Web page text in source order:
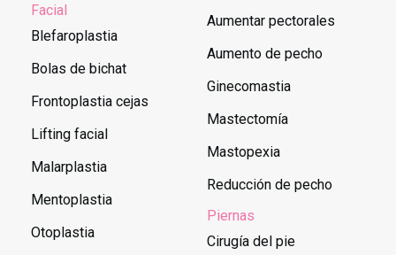
Facial
Blefaroplastia
Bolas de bichat
Frontoplastia cejas
Lifting facial
Malarplastia
Mentoplastia
Otoplastia
Aumentar pectorales
Aumento de pecho
Ginecomastia
Mastectomía
Mastopexia
Reducción de pecho
Piernas
Cirugía del pie